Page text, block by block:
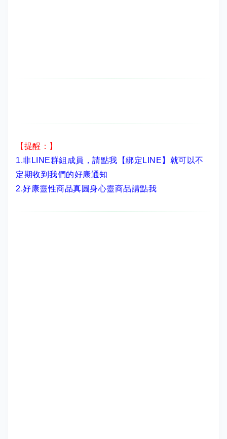
【提醒：】
1.非LINE群組成員， 請點我【綁定LINE】 就可以不
定期收到我們的好康通知
2.好康靈性商品真圓身心靈商品請點我